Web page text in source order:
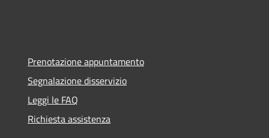
Prenotazione appuntamento
Segnalazione disservizio
Leggi le FAQ
Richiesta assistenza